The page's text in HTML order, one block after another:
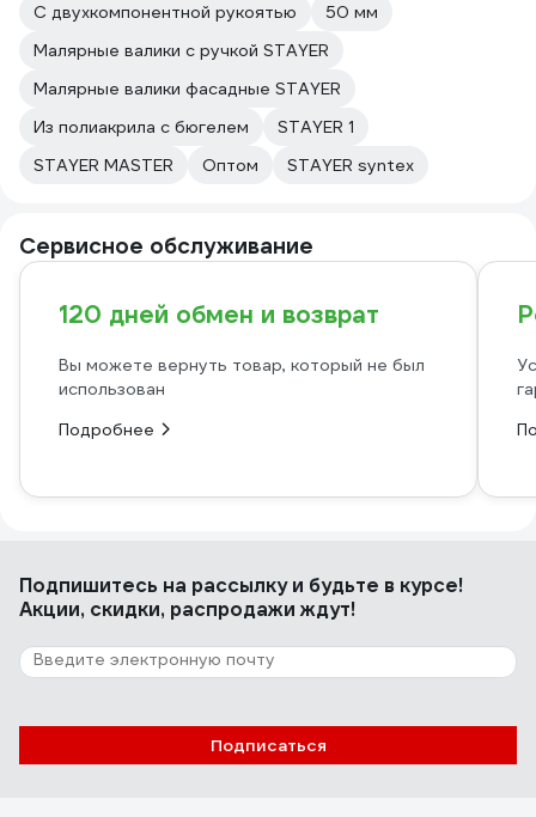
С двухкомпонентной рукоятью
50 мм
Малярные валики с ручкой STAYER
Малярные валики фасадные STAYER
Из полиакрила с бюгелем
STAYER 1
STAYER MASTER
Оптом STAYER syntex
Сервисное обслуживание
120 дней обмен и возврат
Вы можете вернуть товар, который не был
использован
Подробнее
Подпишитесь на рассылкуи будьте в курсе!
Акции, скидки, распродажи ждут!
Подписаться